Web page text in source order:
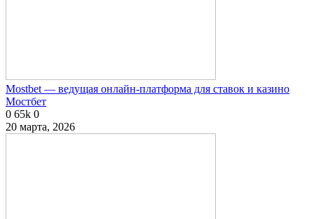
Mostbet — ведущая онлайн-платформа для ставок и казино
Мостбет
0 65k 0
20 марта, 2026